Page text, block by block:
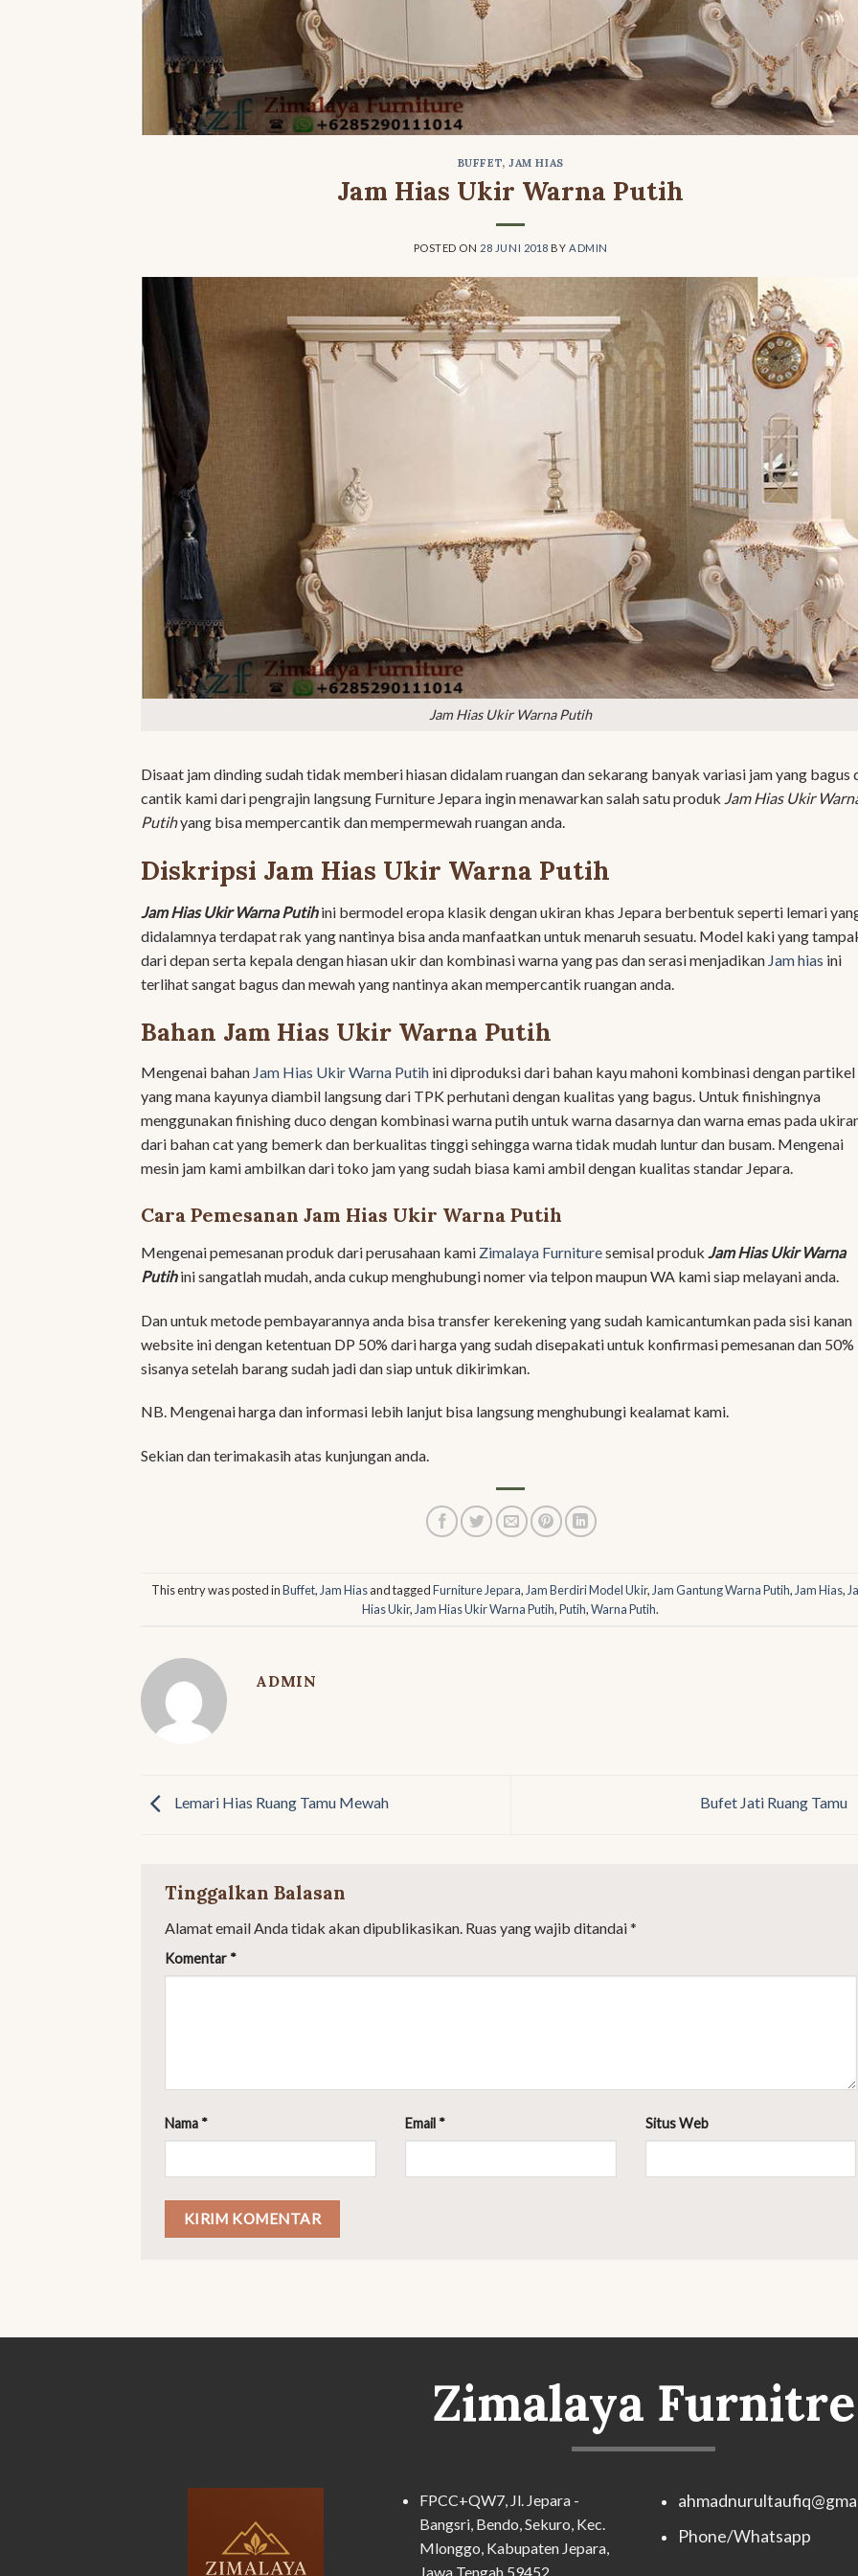
BUFFET,JAM HIAS
Jam Hias Ukir Warna Putih
POSTED ON 28 JUNI 2018 BYADMIN
Jam Hias Ukir Warna Putih
Disaat jam dinding sudah tidak memberi hiasan didalam ruangan dan sekarang banyak variasi jam yang bagus
cantik kami dari pengrajin langsung Furniture Jepara ingin menawarkan salah satu produk Jam Hias Ukir
Putihyang bisa mempercantik dan mempermewah ruangan anda.
Diskripsi Jam Hias Ukir Warna Putih
Jam Hias Ukir Warna Putihini bermodel eropa klasik dengan ukiran khas Jepara berbentuk seperti lemari
didalamnya terdapat rak yang nantinya bisa anda manfaatkan untuk menaruh sesuatu. Model kaki yang
dari depan serta kepala dengan hiasan ukir dan kombinasi warna yang pas dan serasi menjadikan Jam hias ini
terlihat sangat bagus dan mewah yang nantinya akan mempercantik ruangan anda.
Bahan Jam Hias Ukir Warna Putih
Mengenai bahan Jam Hias Ukir Warna Putih ini diproduksi dari bahan kayu mahoni kombinasi dengan partikel
yang mana kayunya diambil langsung dari TPK perhutani dengan kualitas yang bagus. Untuk finishingnya
menggunakan finishing duco dengan kombinasi warna putih untuk warna dasarnya dan warna emas pada
dari bahan cat yang bemerk dan berkualitas tinggi sehingga warna tidak mudah luntur dan busam. Mengenai
mesin jam kami ambilkan dari toko jam yang sudah biasa kami ambil dengan kualitas standar Jepara.
Cara Pemesanan Jam Hias Ukir Warna Putih
Mengenai pemesanan produk dari perusahaan kami Zimalaya Furnituresemisal produk Jam Hias Ukir Warna
Putihini sangatlah mudah, anda cukup menghubungi nomer via telpon maupun WA kami siap melayani anda.
Dan untuk metode pembayarannya anda bisa transfer kerekening yang sudah kamicantumkan pada sisi kanan
website ini dengan ketentuan DP 50% dari harga yang sudah disepakati untuk konfirmasi pemesanan dan 50%
sisanya setelah barang sudah jadi dan siap untuk dikirimkan.
NB. Mengenai harga dan informasi lebih lanjut bisa langsung menghubungi kealamat kami.
Sekian dan terimakasih atas kunjungan anda.
This entry was posted inBuffet, Jam Hiasand taggedFurniture Jepara, Jam Berdiri Model Ukir, Jam Gantung Warna Putih, Jam Hias,
Hias Ukir, Jam Hias Ukir Warna Putih,Putih,Warna Putih.
ADMIN
Lemari Hias Ruang Tamu Mewah Bufet Jati Ruang Tamu
Tinggalkan Balasan
Alamat email Anda tidak akan dipublikasikan. Ruas yang wajib ditandai*
Komentar *
Nama * Email * Situs Web
Zimalaya Furnitre
FPCC+QW7, Jl. Jepara -
Bangsri, Bendo, Sekuro, Kec.
Mlonggo, Kabupaten Jepara,
Jawa Tengah 59452
Phone/Whatsapp